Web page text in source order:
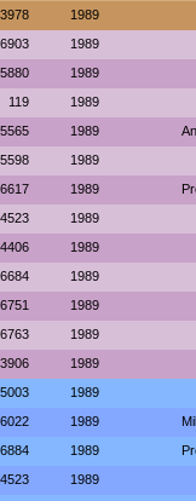
3978 1989
1989
1989
119 1989
1989
1989
1989
1989
1989
1989
1989
1989
1989
1989
1989
1989
1989